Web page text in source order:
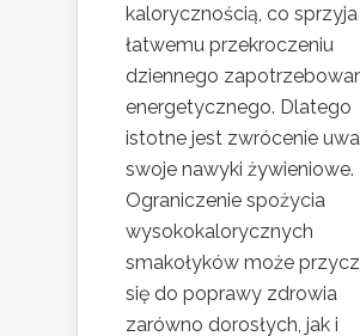
kalorycznością, co sprzyja
łatwemu przekroczeniu
dziennego
energetycznego. Dlatego
istotne jest zwrócenie
swoje nawyki żywieniowe.
Ograniczenie spożycia
wysokokalorycznych
smakołyków może
się do poprawy zdrowia
zarówno dorosłych, jak i